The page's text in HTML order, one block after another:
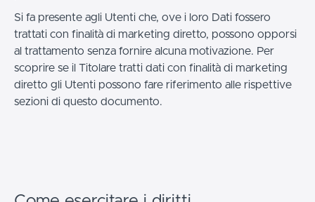
Si fa presente agli Utenti che, ove i loro Dati fossero
trattati con finalità di marketing diretto, possono opporsi
al trattamento senza fornire alcuna motivazione. Per
scoprire se il Titolare tratti dati con finalità di marketing
diretto gli Utenti possono fare riferimento alle rispettive
sezioni di questo documento.